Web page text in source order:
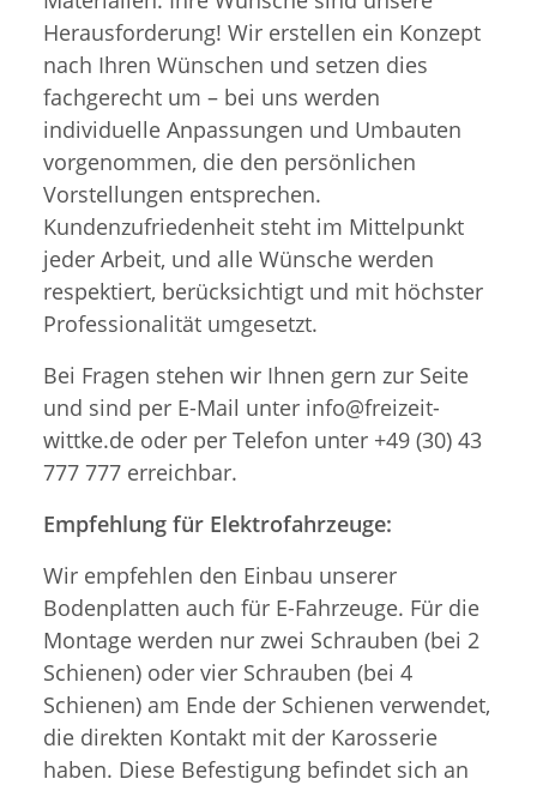
Herausforderung! Wir erstellen ein Konzept
nach Ihren Wünschen und setzen dies
fachgerecht um – bei uns werden
individuelle Anpassungen und Umbauten
vorgenommen, die den persönlichen
Vorstellungen entsprechen.
Kundenzufriedenheit steht im Mittelpunkt
jeder Arbeit, und alle Wünsche werden
respektiert, berücksichtigt und mit höchster
Professionalität umgesetzt.
Bei Fragen stehen wir Ihnen gern zur Seite
und sind per E-Mail unter info@freizeit-
wittke.de oder per Telefon unter +49 (30) 43
777 777 erreichbar.
Empfehlung für Elektrofahrzeuge:
Wir empfehlen den Einbau unserer
Bodenplatten auch für E-Fahrzeuge. Für die
Montage werden nur zwei Schrauben (bei 2
Schienen) oder vier Schrauben (bei 4
Schienen) am Ende der Schienen verwendet,
die direkten Kontakt mit der Karosserie
haben. Diese Befestigung befindet sich an